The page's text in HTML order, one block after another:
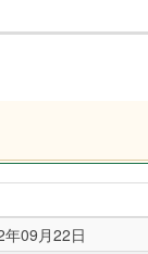
年09月22日